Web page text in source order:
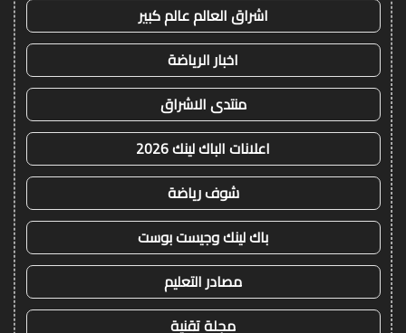
اشراق العالم عالم كبير
اخبار الرياضة
منتدى الاشراق
اعلانات الباك لينك 2026
شوف رياضة
باك لينك وجيست بوست
مصادر التعليم
مجلة تقنية